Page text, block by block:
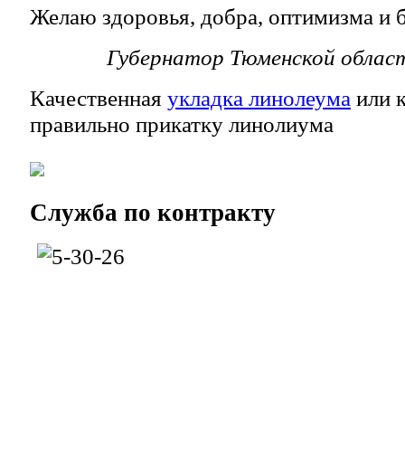
Желаю здоровья, добра, оптимизма и
Губернатор Тюменской
Качественная укладка линолеума или
правильно прикатку линолиума
Служба по контракту